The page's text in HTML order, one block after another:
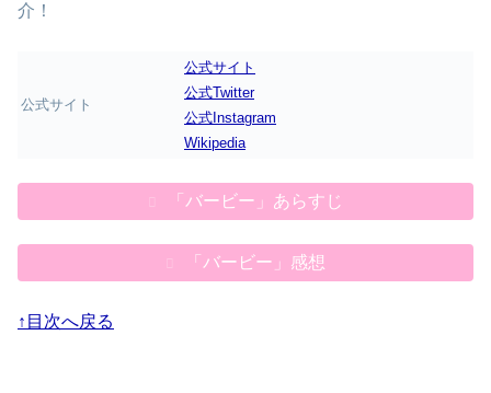
介！
公式サイト
公式サイト
公式Twitter
公式Instagram
Wikipedia
「バービー」あらすじ
「バービー」感想
↑目次へ戻る